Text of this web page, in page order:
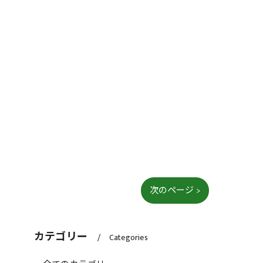
次のページ >
カテゴリー Categories